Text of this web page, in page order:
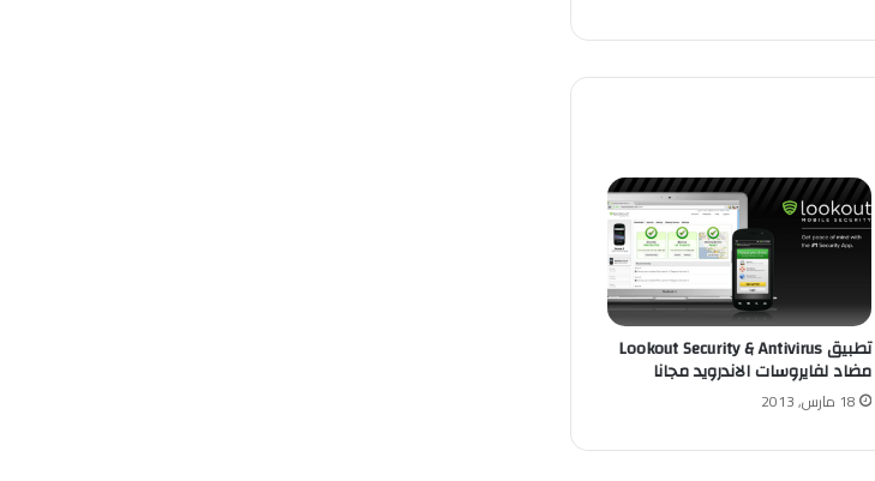
تطبيق Lookout Security & Antivirus
مضاد لفايروسات الاندرويد مجانا
18 مارس, 2013